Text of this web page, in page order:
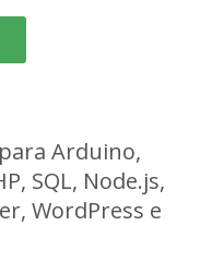
Arduino,
SQL, Node.js,
WordPress e